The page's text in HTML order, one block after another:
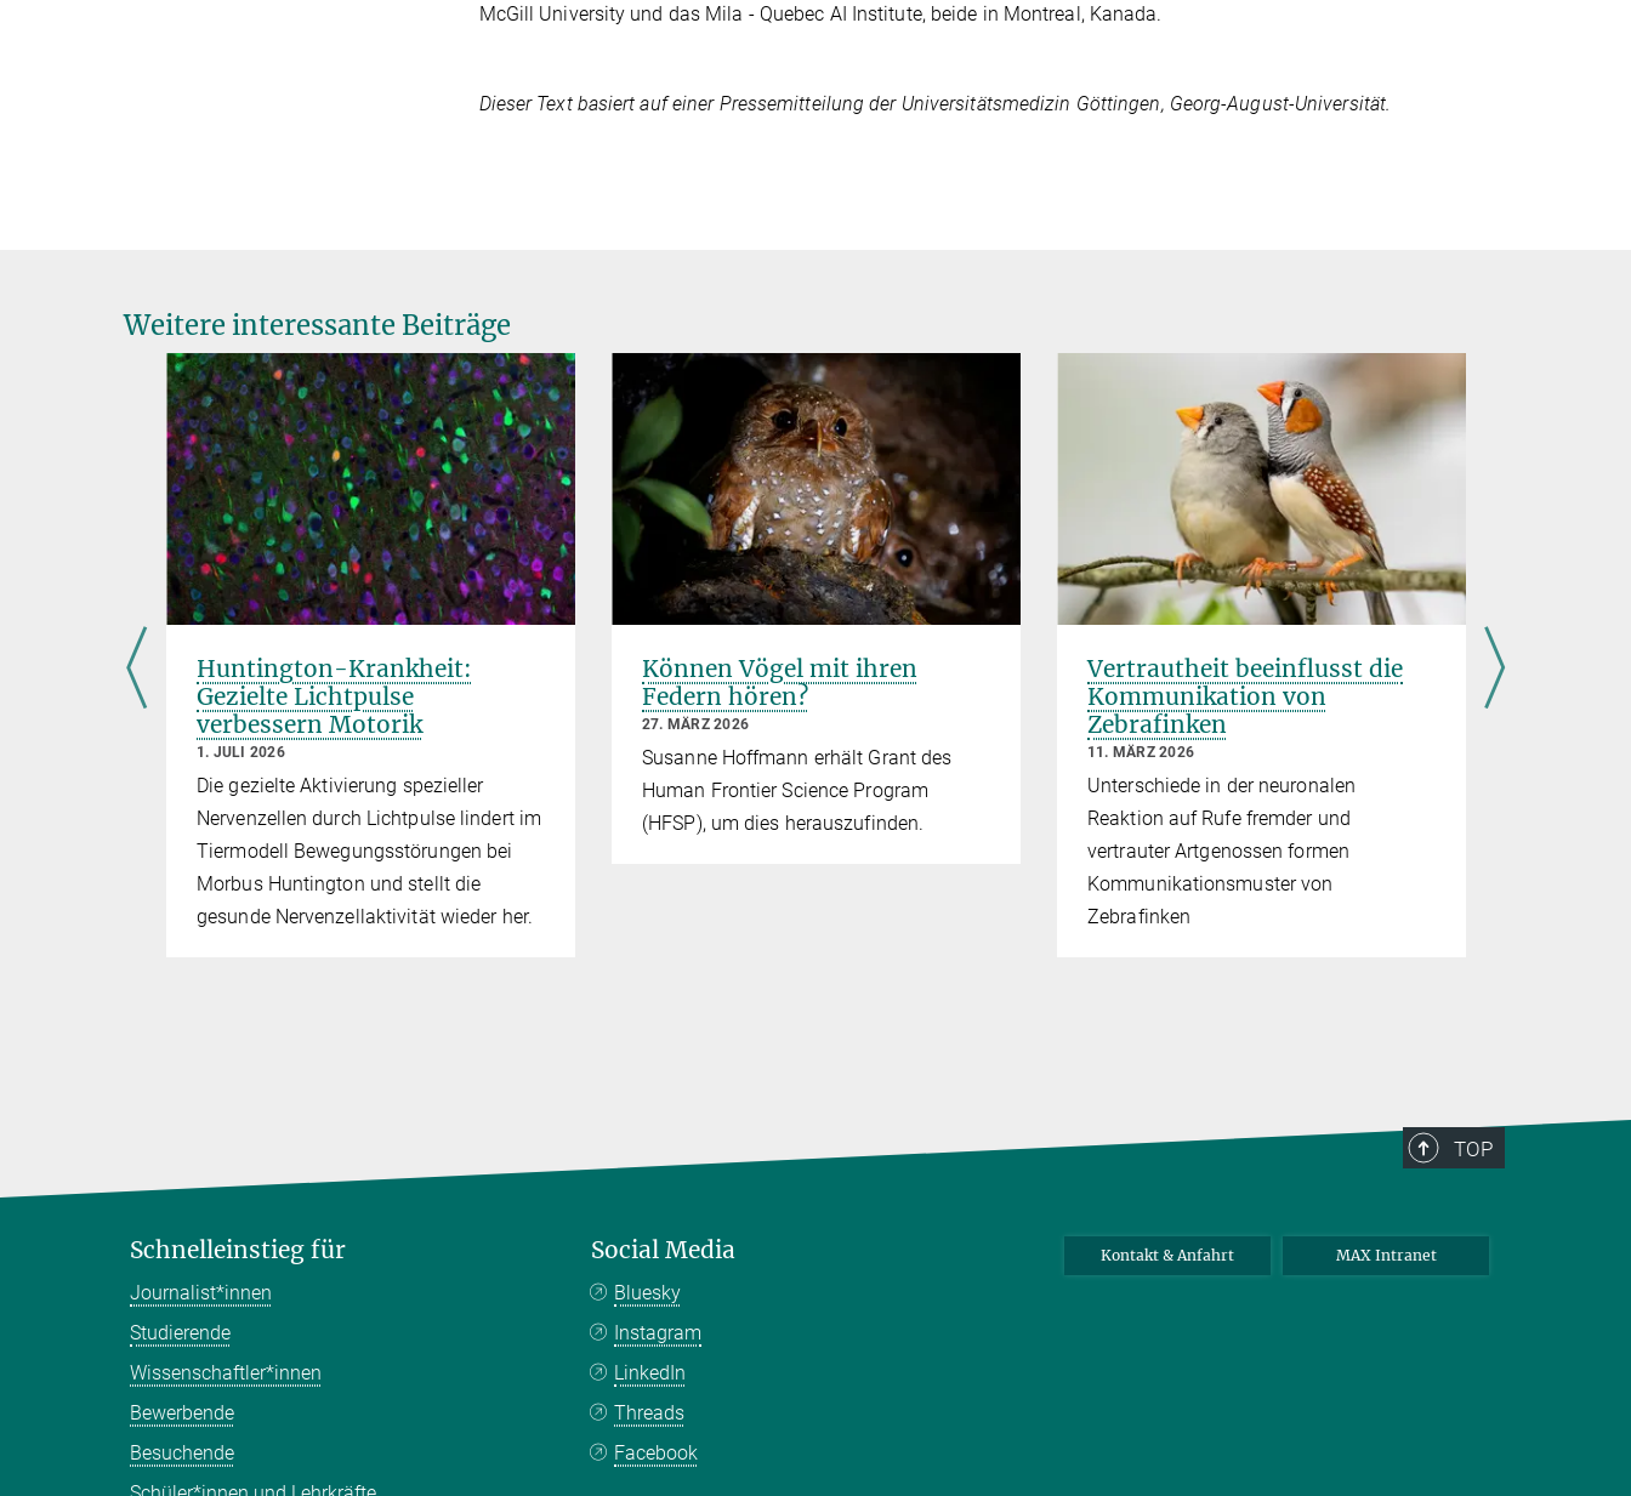
McGill University und das Mila - Quebec AI Institute, beide in Montreal, Kanada.
Dieser Text basiert auf einer Pressemitteilung der Universitätsmedizin Göttingen, Georg-August-Universität.
Weitere interessante Beiträge
Huntington-Krankheit:
Gezielte Lichtpulse
verbessern Motorik
1. JULI 2026
Die gezielte Aktivierung spezieller
Nervenzellen durch Lichtpulse lindert im
Tiermodell Bewegungsstörungen bei
Morbus Huntington und stellt die
gesunde Nervenzellaktivität wieder her.
Können Vögel mit ihren
Federn hören?
27. MÄRZ 2026
Susanne Hoffmann erhält Grant des
Human Frontier Science Program
(HFSP), um dies herauszufinden.
Vertrautheit beeinflusst die
Kommunikation von
Zebrafinken
11. MÄRZ 2026
Unterschiede in der neuronalen
Reaktion auf Rufe fremder und
vertrauter Artgenossen formen
Kommunikationsmuster von
Zebrafinken
TOP
Schnelleinstieg für
Journalist*innen
Studierende
Wissenschaftler*innen
Bewerbende
Besuchende
Social Media
Bluesky
Instagram
LinkedIn
Threads
Facebook
Kontakt & Anfahrt MAX Intranet